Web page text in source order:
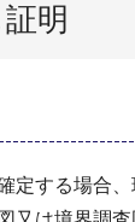
明
する場合